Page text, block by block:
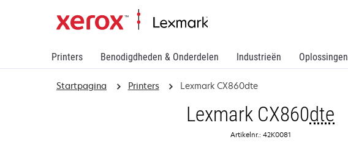
Printers Benodigdheden & Onderdelen Industrieën Oplossingen
Startpagina Printers Lexmark CX860dte
Lexmark CX860dte
Artikelnr.: 42K0081